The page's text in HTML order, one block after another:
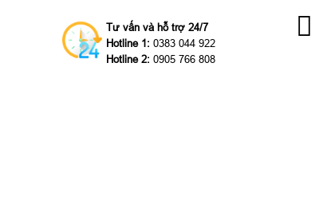
Tư vấn và hỗ trợ 24/7
Hotline 1: 0383 044 922
Hotline 2:0905 766 808